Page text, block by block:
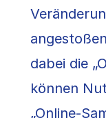
dabei die
können
„Online-